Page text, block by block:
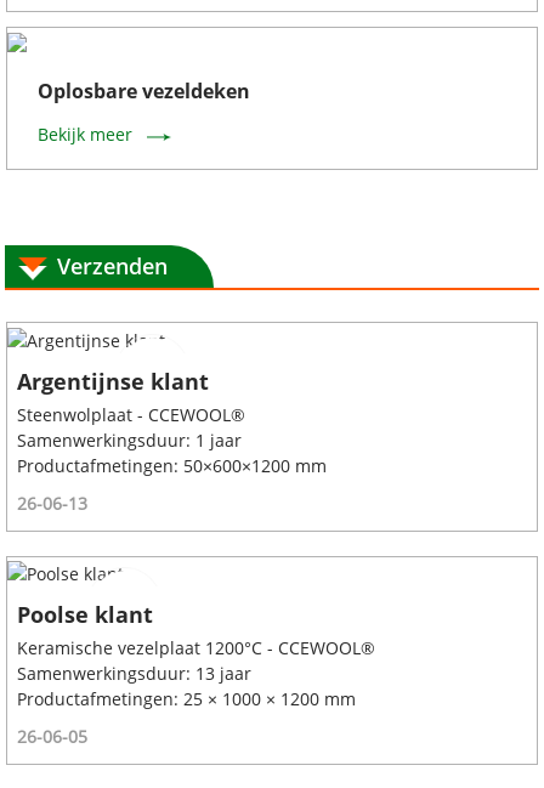
Oplosbare vezeldeken
Bekijk meer
Verzenden
Argentijnse klant
Steenwolplaat - CCEWOOL®
Samenwerkingsduur: 1 jaar
Productafmetingen: 50×600×1200 mm
26-06-13
Poolse klant
Keramische vezelplaat 1200°C - CCEWOOL®
Samenwerkingsduur: 13 jaar
Productafmetingen: 25 × 1000 × 1200 mm
26-06-05